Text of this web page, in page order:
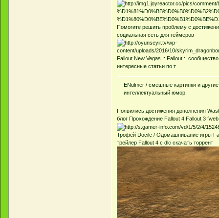
Помогите решить проблему с
социальная сеть для геймеров
Fallout New Vegas :: Fallout ::
интересные статьи по т
ENulmer / смешные картинки и
интеллектуальный юмор.
Появились достижения дополнения
блог Прохождение Fallout 4 Fallout 3 fweb
Трофей Docile / Одомашнивание игры
трейлер Fallout 4 c dlc скачать торрент